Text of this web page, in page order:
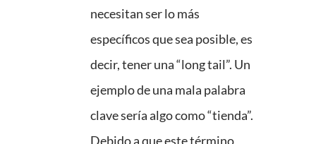
necesitan ser lo más
específicos que sea posible, es
decir, tener una “long tail”. Un
ejemplo de una mala palabra
clave sería algo como “tienda”.
Debido a que este término